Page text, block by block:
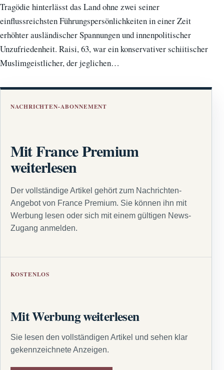
Tragödie hinterlässt das Land ohne zwei seiner
einflussreichsten Führungspersönlichkeiten in einer Zeit
erhöhter ausländischer Spannungen und innenpolitischer
Unzufriedenheit. Raisi, 63, war ein konservativer schiitischer
Muslimgeistlicher, der jeglichen…
NACHRICHTEN-ABONNEMENT
Mit France Premium
weiterlesen
Der vollständige Artikel gehört zum Nachrichten-
Angebot von France Premium. Sie können ihn mit
Werbung lesen oder sich mit einem gültigen News-
Zugang anmelden.
KOSTENLOS
Mit Werbung weiterlesen
Sie lesen den vollständigen Artikel und sehen klar
gekennzeichnete Anzeigen.